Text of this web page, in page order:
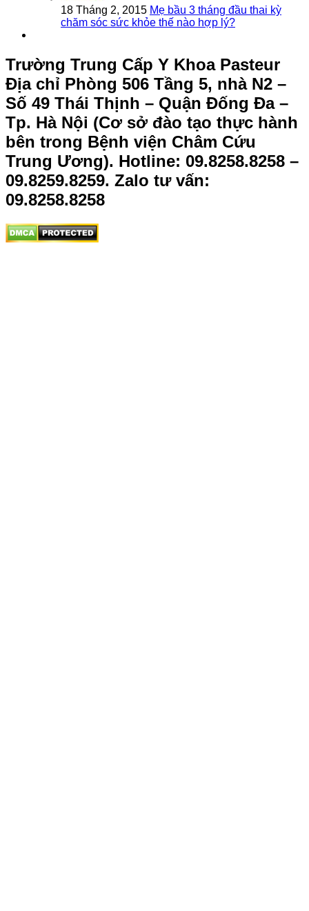
18 Tháng 2, 2015 Mẹ bầu 3 tháng đầu thai kỳ
chăm sóc sức khỏe thế nào hợp lý?
Trường Trung Cấp Y Khoa Pasteur
Địa chỉ Phòng 506 Tầng 5, nhà N2 –
Số 49 Thái Thịnh – Quận Đống Đa –
Tp. Hà Nội (Cơ sở đào tạo thực hành
bên trong Bệnh viện Châm Cứu
Trung Ương). Hotline: 09.8258.8258 –
09.8259.8259. Zalo tư vấn:
09.8258.8258